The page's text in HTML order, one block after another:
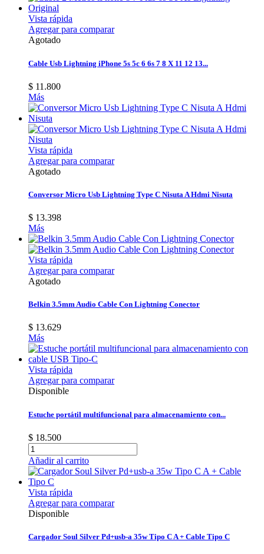
Vista rápida
Agregar para comparar
Agotado
Cable Usb Lightning iPhone 5s 5c 6 6s 7 8 X 11 12 13...
$ 11.800
Más
Vista rápida
Agregar para comparar
Agotado
Conversor Micro Usb Lightning Type C Nisuta A Hdmi Nisuta
$ 13.398
Más
Vista rápida
Agregar para comparar
Agotado
Belkin 3.5mm Audio Cable Con Lightning Conector
$ 13.629
Más
Vista rápida
Agregar para comparar
Disponible
Estuche portátil multifuncional para almacenamiento con...
$ 18.500
Añadir al carrito
Vista rápida
Agregar para comparar
Disponible
Cargador Soul Silver Pd+usb-a 35w Tipo C A + Cable Tipo C